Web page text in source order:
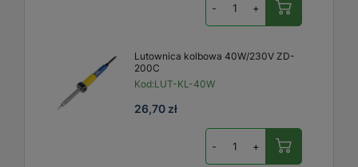
- +
Lutownica kolbowa 40W/230V ZD-
200C
Kod:LUT-KL-40W
26,70 zł
- +